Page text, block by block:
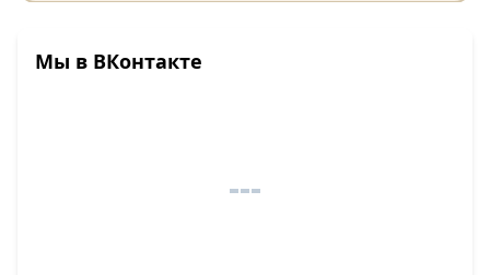
Мы в ВКонтакте